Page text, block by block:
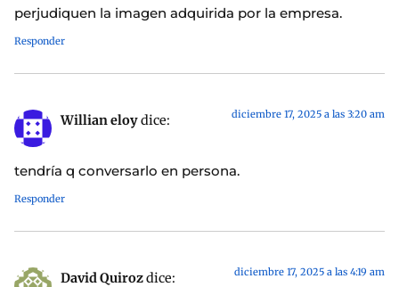
perjudiquen la imagen adquirida por la empresa.
Responder
Willian eloydice: diciembre 17, 2025 a las 3:20 am
tendría q conversarlo en persona.
Responder
David Quirozdice: diciembre 17, 2025 a las 4:19 am